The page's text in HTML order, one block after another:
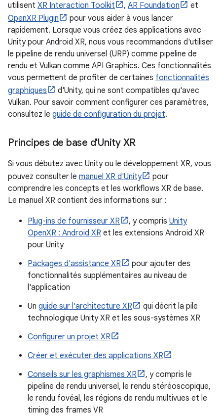
utilisent XR Interaction Toolkit , AR Foundation
et
OpenXR Plugin
pour vous aider à vous lancer
rapidement. Lorsque vous créez des applications avec
Unity pour Android XR, nous vous recommandons d'utiliser
le pipeline de rendu universel (URP) comme pipeline de
rendu et Vulkan comme API Graphics. Ces fonctionnalités
vous permettent de profiter de certaines fonctionnalités
graphiques
d'Unity, qui ne sont compatibles qu'avec
Vulkan. Pour savoir comment configurer ces paramètres,
consultez le guide de configuration du projet.
Principes de base d'Unity XR
Si vous débutez avec Unity ou le développement XR, vous
pouvez consulter le manuel XR d'Unity
pour
comprendre les concepts et les workflows XR de base.
Le manuel XR contient des informations sur :
Plug-ins de fournisseur XR , y compris Unity
OpenXR : Android XR et les extensions Android XR
pour Unity
Packages d'assistance XR
pour ajouter des
fonctionnalités supplémentaires au niveau de
l'application
Un guide sur l'architecture XR
qui décrit la pile
technologique Unity XR et les sous-systèmes XR
Configurer un projet XR
Créer et exécuter des applications XR
Conseils sur les graphismes XR
, y compris le
pipeline de rendu universel, le rendu stéréoscopique,
le rendu fovéal, les régions de rendu multivues et le
timing des frames VR